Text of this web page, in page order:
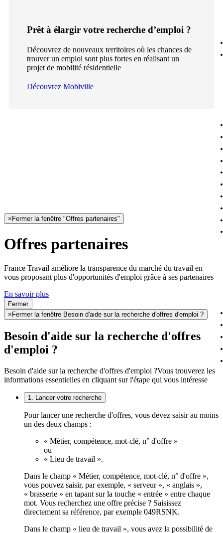
Prêt à élargir votre recherche d’emploi ?
Découvrez de nouveaux territoires où les chances de
trouver un emploi sont plus fortes en réalisant un
projet de mobilité résidentielle
Découvrez Mobiville
× Fermer la fenêtre "Offres partenaires"
Offres partenaires
France Travail améliore la transparence du marché du travail en
vous proposant plus d'opportunités d'emploi grâce à ses partenaires
En savoir plus
Fermer
× Fermer la fenêtre Besoin d'aide sur la recherche d'offres d'emploi ?
Besoin d'aide sur la recherche d'offres
d'emploi ?
Besoin d'aide sur la recherche d'offres d'emploi ?Vous trouverez les
informations essentielles en cliquant sur l'étape qui vous intéresse
1. Lancer votre recherche
Pour lancer une recherche d'offres, vous devez saisir au moins
un des deux champs :
« Métier, compétence, mot-clé, n° d'offre »
ou
« Lieu de travail ».
Dans le champ « Métier, compétence, mot-clé, n° d'offre »,
vous pouvez saisir, par exemple, « serveur », « anglais »,
« brasserie » en tapant sur la touche « entrée » entre chaque
mot. Vous recherchez une offre précise ? Saisissez
directement sa référence, par exemple 049RSNK.
Dans le champ « lieu de travail », vous avez la possibilité de